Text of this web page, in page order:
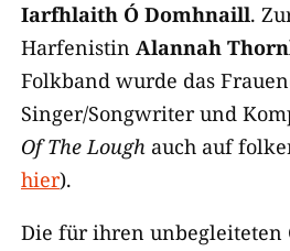
Iarfhlaith Ó Domhnaill.
Harfenistin Alannah
Folkband wurde das
Singer/Songwriter und
Of The Lough auch auf
hier).
Die für ihren unbegleiteten